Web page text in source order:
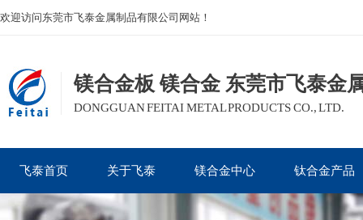
欢迎访问东莞市飞泰金属制品有限公司网站！
镁合金板 镁合金 东莞市飞泰金
DONGGUAN FEITAI METAL PRODUCTS CO., LTD.
飞泰首页 关于飞泰 镁合金中心 钛合金产品